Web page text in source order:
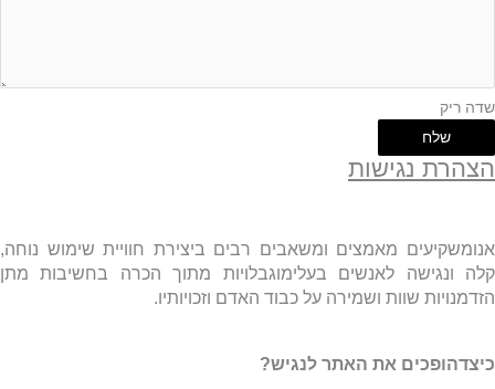
ריק
שלח
נגישות
מאמצים ומשאבים רבים ביצירת חוויית שימוש נוחה,
ונגישה לאנשים בעלימוגבלויות מתוך הכרה בחשיבות מתן
שוות ושמירה על כבוד האדם וזכויותיו.
את האתר לנגיש?